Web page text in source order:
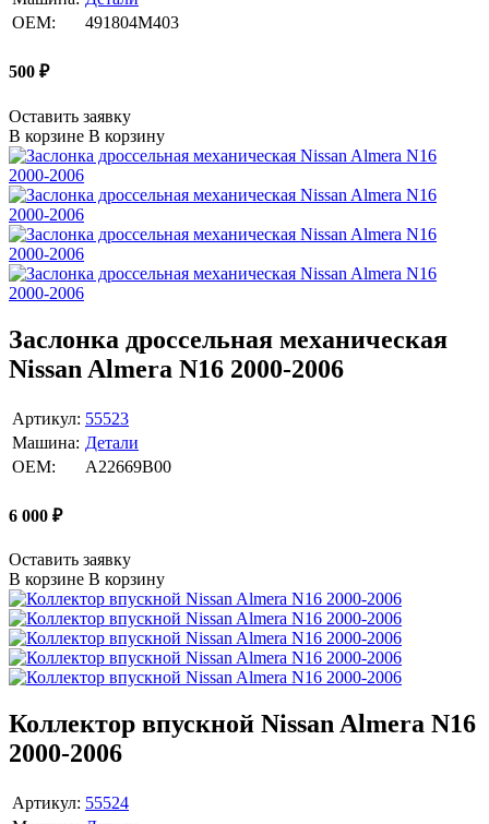
OEM:
491804M403
500 ₽
Оставить заявку
В корзине В корзину
Заслонка дроссельная механическая
Nissan Almera N16 2000-2006
Артикул: 55523
Машина: Детали
OEM:
A22669B00
6 000 ₽
Оставить заявку
В корзине В корзину
Коллектор впускной Nissan Almera N16
2000-2006
Артикул: 55524